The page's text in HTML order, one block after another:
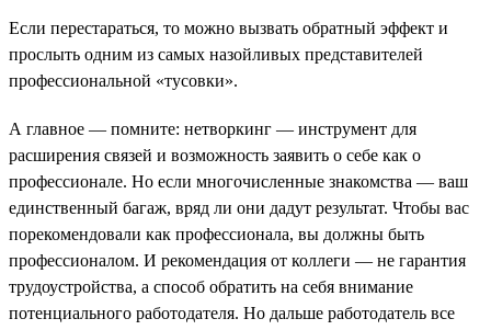
Если перестараться, то можно вызвать обратный эффект и
прослыть одним из самых назойливых представителей
профессиональной «тусовки».
А главное — помните: нетворкинг — инструмент для
расширения связей и возможность заявить о себе как о
профессионале. Но если многочисленные знакомства — ваш
единственный багаж, вряд ли они дадут результат. Чтобы вас
порекомендовали как профессионала, вы должны быть
профессионалом. И рекомендация от коллеги — не гарантия
трудоустройства, а способ обратить на себя внимание
потенциального работодателя. Но дальше работодатель все